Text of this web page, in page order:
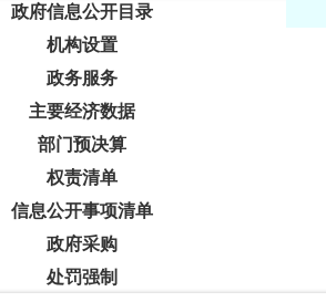
政府信息公开目录
机构设置
政务服务
主要经济数据
部门预决算
权责清单
信息公开事项清单
政府采购
处罚强制